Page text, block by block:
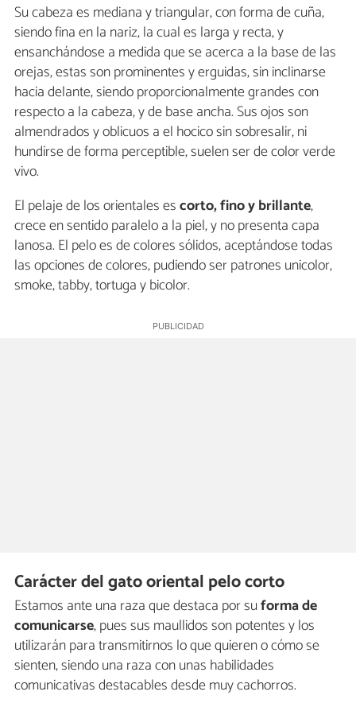
Su cabeza es mediana y triangular, con forma de cuña,
siendo fina en la nariz, la cual es larga y recta, y
ensanchándose a medida que se acerca a la base de las
orejas, estas son prominentes y erguidas, sin inclinarse
hacia delante, siendo proporcionalmente grandes con
respecto a la cabeza, y de base ancha. Sus ojos son
almendrados y oblicuos a el hocico sin sobresalir, ni
hundirse de forma perceptible, suelen ser de color verde
vivo.
El pelaje de los orientales escorto, fino y brillante,
crece en sentido paralelo a la piel, y no presenta capa
lanosa. El pelo es de colores sólidos, aceptándose todas
las opciones de colores, pudiendo ser patrones unicolor,
smoke, tabby, tortuga y bicolor.
Carácter del gato oriental pelo corto
Estamos ante una raza que destaca por suforma de
comunicarse, pues sus maullidos son potentes y los
utilizarán para transmitirnos lo que quieren o cómo se
sienten, siendo una raza con unas habilidades
comunicativas destacables desde muy cachorros.